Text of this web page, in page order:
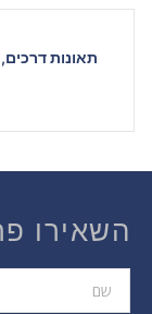
תאונות
השאירו